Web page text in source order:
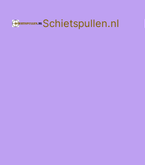
Schietspullen.nl